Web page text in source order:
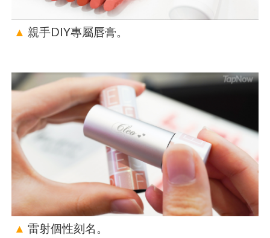
▲ 親手DIY專屬唇膏。
▲ 雷射個性刻名。